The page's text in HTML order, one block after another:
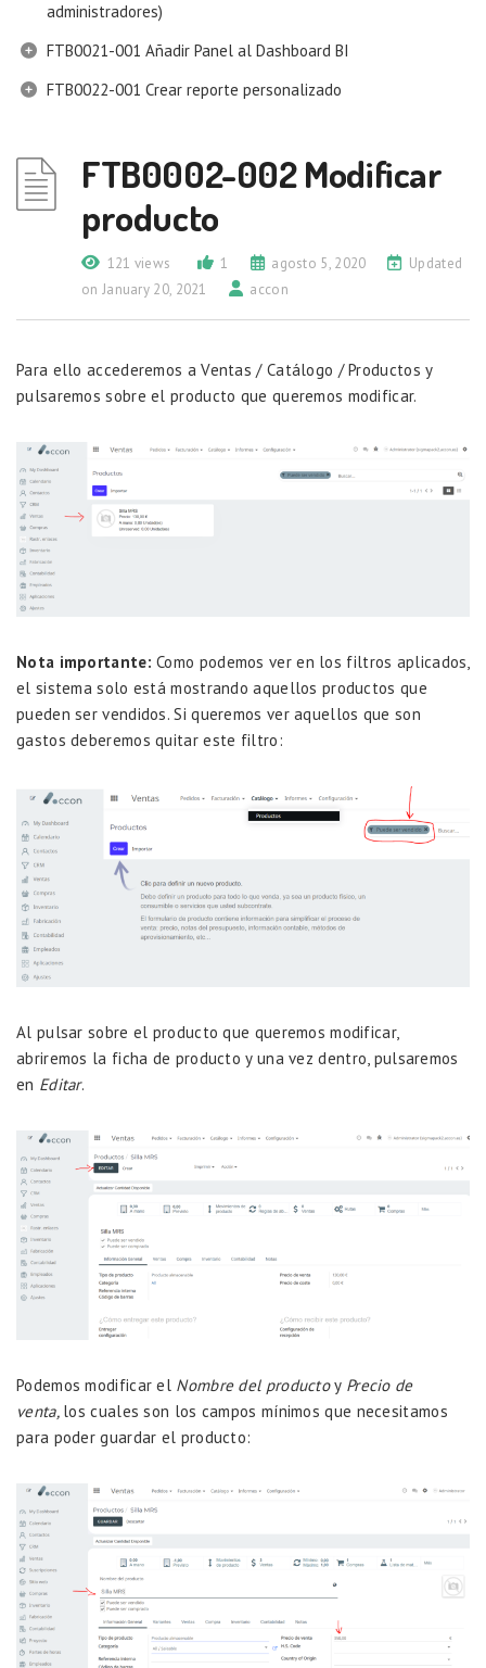
administradores)
FTB0021-001 Añadir Panel al Dashboard BI
FTB0022-001 Crear reporte personalizado
FTB0002-002 Modificar
producto
121 views 1 agosto 5, 2020
Updated
on January 20, 2021
accon
Para ello accederemos a Ventas / Catálogo / Productos y
pulsaremos sobre el producto que queremos modificar.
Nota importante: Como podemos ver en los filtros aplicados,
el sistema solo está mostrando aquellos productos que
pueden ser vendidos. Si queremos ver aquellos que son
gastos deberemos quitar este filtro:
Al pulsar sobre el producto que queremos modificar,
abriremos la ficha de producto y una vez dentro, pulsaremos
en Editar.
Podemos modificar el Nombre del productoy Precio de
venta, los cuales son los campos mínimos que necesitamos
para poder guardar el producto: